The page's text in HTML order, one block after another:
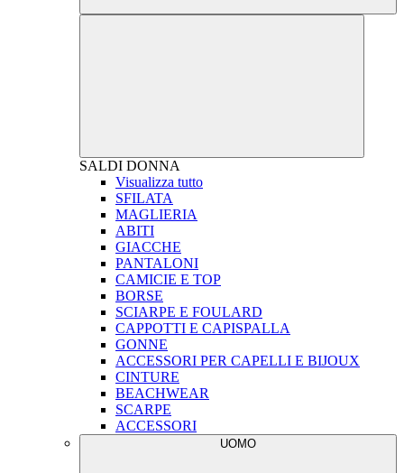
SALDI DONNA
Visualizza tutto
SFILATA
MAGLIERIA
ABITI
GIACCHE
PANTALONI
CAMICIE E TOP
BORSE
SCIARPE E FOULARD
CAPPOTTI E CAPISPALLA
GONNE
ACCESSORI PER CAPELLI E BIJOUX
CINTURE
BEACHWEAR
SCARPE
ACCESSORI
UOMO